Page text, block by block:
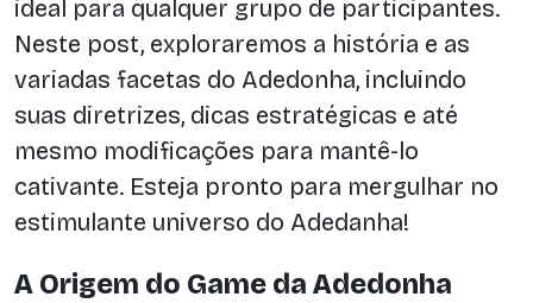
ideal para qualquer grupo de participantes.
Neste post, exploraremos a história e as
variadas facetas do Adedonha, incluindo
suas diretrizes, dicas estratégicas e até
mesmo modificações para mantê-lo
cativante. Esteja pronto para mergulhar no
estimulante universo do Adedanha!
A Origem do Game da Adedonha